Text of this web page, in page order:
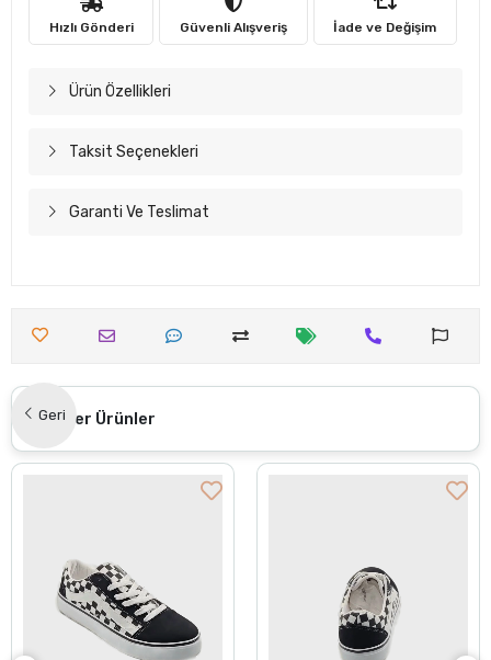
Geri
Hızlı Gönderi Güvenli Alışveriş İade ve Değişim
Ürün Özellikleri
Taksit Seçenekleri
Garanti Ve Teslimat
Benzer Ürünler